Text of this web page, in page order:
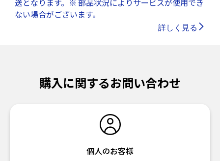
送となります。※ 部品状況によりサービスが使用でき
ない場合がございます。
詳しく見る
購入に関するお問い合わせ
個人のお客様